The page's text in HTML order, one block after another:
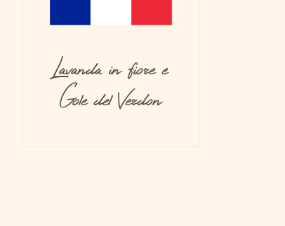
Lavanda in fiore e
Gole del Verdon